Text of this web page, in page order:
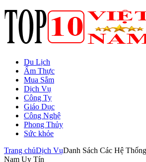
Du Lịch
Ẩm Thực
Mua Sắm
Dịch Vụ
Công Ty
Giáo Dục
Công Nghệ
Phong Thủy
Sức khỏe
Trang chủDịch VụDanh Sách Các Hệ
Nam Uy Tín